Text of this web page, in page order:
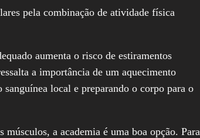
pela combinação de atividade física
aumenta o risco de estiramentos
a importância de um aquecimento
local e preparando o corpo para o
a academia é uma boa opção. Para